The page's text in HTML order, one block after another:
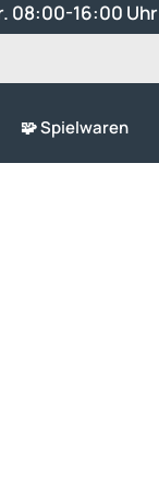
08:00-16:00 Uhr
🧩 Spielwaren